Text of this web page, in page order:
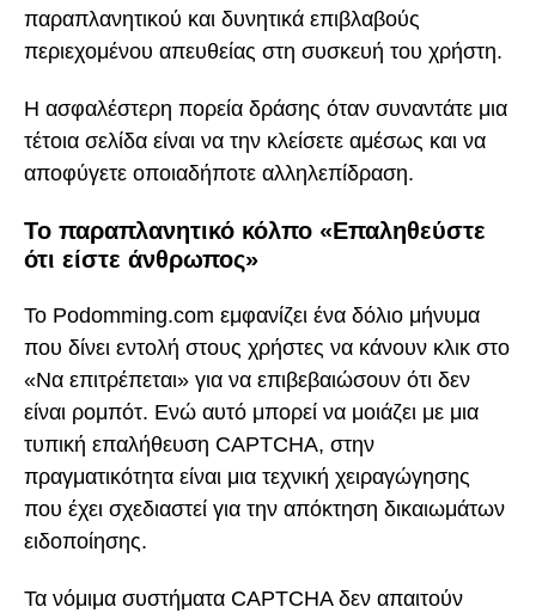
παραπλανητικού και δυνητικά επιβλαβούς
περιεχομένου απευθείας στη συσκευή του χρήστη.
Η ασφαλέστερη πορεία δράσης όταν συναντάτε μια
τέτοια σελίδα είναι να την κλείσετε αμέσως και να
αποφύγετε οποιαδήποτε αλληλεπίδραση.
Το παραπλανητικό κόλπο «Επαληθεύστε
ότι είστε άνθρωπος»
Το Podomming.com εμφανίζει ένα δόλιο μήνυμα
που δίνει εντολή στους χρήστες να κάνουν κλικ στο
«Να επιτρέπεται» για να επιβεβαιώσουν ότι δεν
είναι ρομπότ. Ενώ αυτό μπορεί να μοιάζει με μια
τυπική επαλήθευση CAPTCHA, στην
πραγματικότητα είναι μια τεχνική χειραγώγησης
που έχει σχεδιαστεί για την απόκτηση δικαιωμάτων
ειδοποίησης.
Τα νόμιμα συστήματα CAPTCHA δεν απαιτούν